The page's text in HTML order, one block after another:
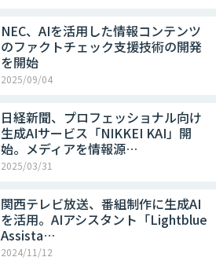
NEC、AIを活用した情報コンテンツ
のファクトチェック支援技術の開発
を開始
2025/09/04
日経新聞、プロフェッショナル向け
生成AIサービス「NIKKEI KAI」開
始。メディアを情報源…
2025/03/31
関西テレビ放送、番組制作に生成AI
を活用。AIアシスタント「Lightblue
Assista…
2024/11/12